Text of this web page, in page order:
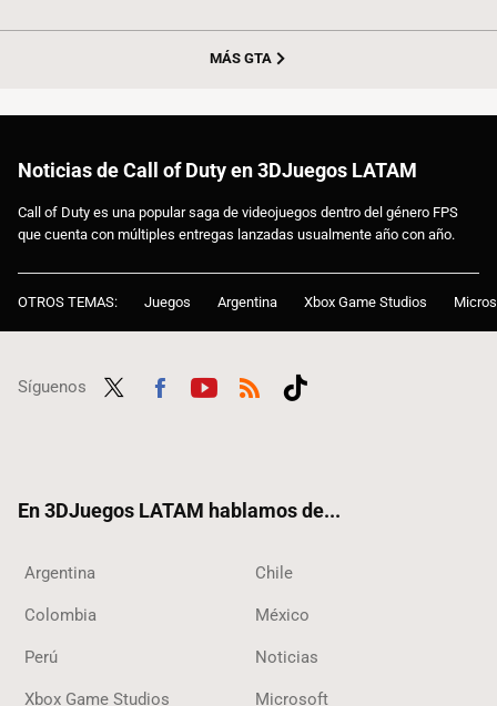
MÁS GTA
Noticias de Call of Duty en 3DJuegos LATAM
Call of Duty es una popular saga de videojuegos dentro del género FPS
que cuenta con múltiples entregas lanzadas usualmente año con año.
OTROS TEMAS: Juegos Argentina Xbox Game Studios
Síguenos
En 3DJuegos LATAM hablamos de...
Argentina Chile
Colombia México
Perú Noticias
Xbox Game Studios Microsoft